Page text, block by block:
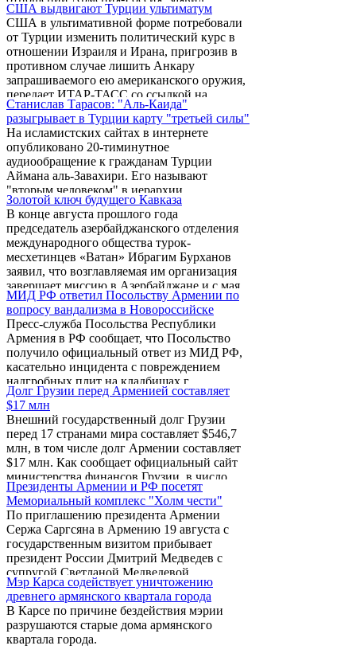
Panorama.am секретарь Республиканской
фракции парламента Армении Эдуард
Шармазанов.
США выдвигают Турции ультиматум
США в ультимативной форме потребовали
от Турции изменить политический курс в
отношении Израиля и Ирана, пригрозив в
противном случае лишить Анкару
запрашиваемого ею американского оружия,
передает ИТАР-ТАСС со ссылкой на
британскую газету "Файнэншл таймс".
Согласно источнику, президент США Барак
Обама лично заявил об этом премьер-
министру Турции Реджепу Тайипу
Эрдогану.
Станислав Тарасов: "Аль-Каида"
разыгрывает в Турции карту "третьей силы"
На исламистских сайтах в интернете
опубликовано 20-тиминутное
аудиообращение к гражданам Турции
Аймана аль-Завахири. Его называют
"вторым человеком" в иерархии
террористической организации "Аль-
Каида". В этом обращении содержится
призыв к туркам "оказать давление на
власти страны с тем, чтобы вынудить их
разорвать дипломатические отношения с
Израилем и вывести войска из
Афганистана". По словам аль-Завахири,
"хотя правительство Турции на словах
поддерживает палестинцев и даже
направляет им гуманитарную ...
Золотой ключ будущего Кавказа
В конце августа прошлого года
председатель азербайджанского отделения
международного общества турок-
месхетинцев «Ватан» Ибрагим Бурханов
заявил, что возглавляемая им организация
завершает миссию в Азербайджане и с мая
2010 года продолжит свою деятельность на
территории Грузии. По словам Бурханова,
такое решение было принято после того,
как власти Грузии разрешили
проживающим в Азербайджане десяти
тысячам турок-месхетинцев вернуться в
места их прежнего проживания. «Это и
привело к тому, что деятельность ...
МИД РФ ответил Посольству Армении по
вопросу вандализма в Новороссийске
Пресс-служба Посольства Республики
Армения в РФ сообщает, что Посольство
получило официальный ответ из МИД РФ,
касательно инцидента с повреждением
надгробных плит на кладбищах г.
Новороссийска.
Долг Грузии перед Арменией составляет
$17 млн
Внешний государственный долг Грузии
перед 17 странами мира составляет $546,7
млн, в том числе долг Армении составляет
$17 млн. Как сообщает официальный сайт
министерства финансов Грузии, в число
крупнейших кредиторов входят Германия -
$189,7 млн, Россия - $117,4 млн, Япония -
$55,8 млн, США - $36,8 млн, Турция - $32,9
млн и др.
Президенты Армении и РФ посетят
Мемориальный комплекс "Холм чести"
По приглашению президента Армении
Сержа Саргсяна в Армению 19 августа с
государственным визитом прибывает
президент России Дмитрий Медведев с
супругой Светланой Медведевой.
Мэр Карса содействует уничтожению
древнего армянского квартала города
В Карсе по причине бездействия мэрии
разрушаются старые дома армянского
квартала города.